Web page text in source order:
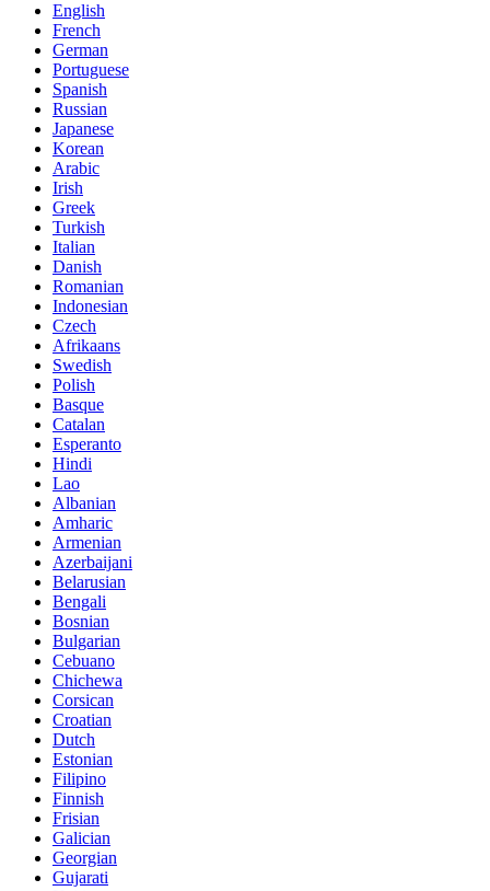
English
French
German
Portuguese
Spanish
Russian
Japanese
Korean
Arabic
Irish
Greek
Turkish
Italian
Danish
Romanian
Indonesian
Czech
Afrikaans
Swedish
Polish
Basque
Catalan
Esperanto
Hindi
Lao
Albanian
Amharic
Armenian
Azerbaijani
Belarusian
Bengali
Bosnian
Bulgarian
Cebuano
Chichewa
Corsican
Croatian
Dutch
Estonian
Filipino
Finnish
Frisian
Galician
Georgian
Gujarati